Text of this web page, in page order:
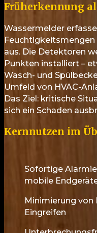
Früherkennung
Wassermelder
aus. Die Detektoren
Punkten installiert –
Wasch- und
Umfeld von HVAC-
Das Ziel: kritische
sich ein Schaden
Kernnutzen im
Sofortige
mobile
Minimierung von
Eingreifen